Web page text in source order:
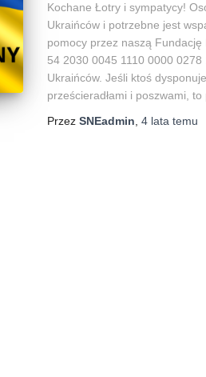
Kochane Łotry i sympatycy!
Ukraińców i potrzebne jest
pomocy przez naszą
54 2030 0045 1110 0000 0278
Ukraińców. Jeśli ktoś
prześcieradłami i poszwami, to
Przez SNEadmin 4 lata temu